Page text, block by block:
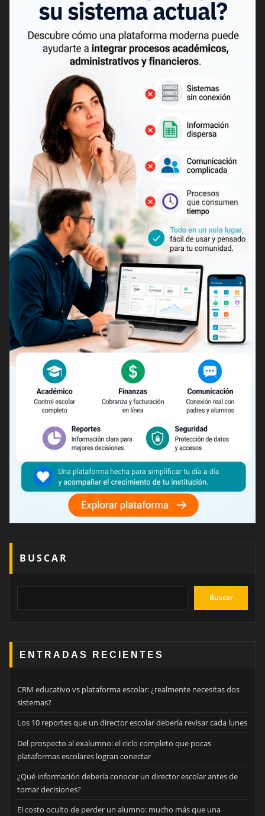
BUSCAR
Buscar
ENTRADAS RECIENTES
CRM educativo vs plataforma escolar: ¿realmente necesitas dos
sistemas?
Los 10 reportes que un director escolar debería revisar cada lunes
Del prospecto al exalumno: el ciclo completo que pocas
plataformas escolares logran conectar
¿Qué información debería conocer un director escolar antes de
tomar decisiones?
El costo oculto de perder un alumno: mucho más que una